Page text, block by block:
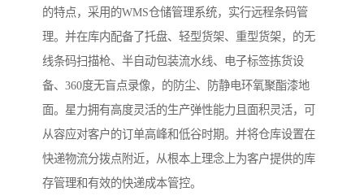
的特点，采用的WMS仓储管理系统，实行远程条码管
理。并在库内配备了托盘、轻型货架、重型货架，的无
线条码扫描枪、半自动包装流水线、电子标签拣货设
备、360度无盲点录像，的防尘、防静电环氧聚酯漆地
面。星力拥有高度灵活的生产弹性能力且面积灵活，可
从容应对客户的订单高峰和低谷时期。并将仓库设置在
快递物流分拨点附近，从根本上理念上为客户提供的库
存管理和有效的快递成本管控。